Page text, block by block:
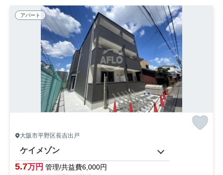
アパート
大阪市平野区長吉出戸
ケイメゾン
5.7万円 管理/共益費6,000円